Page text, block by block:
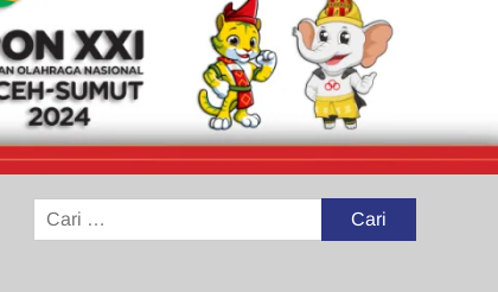
Cari
untuk: